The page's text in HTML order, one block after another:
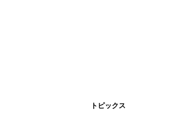
トピックス